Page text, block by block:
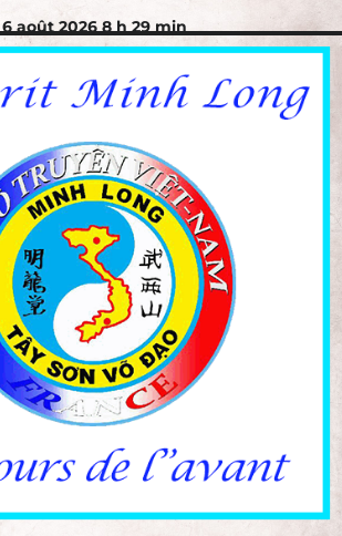
6 août 2026 8 h 29 min